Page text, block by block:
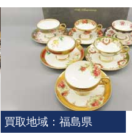
買取地域：福島県